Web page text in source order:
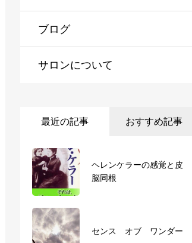
ブログ
サロンについて
最近の記事 おすすめ記事
ヘレンケラーの感覚と皮
脳同根
センス オブ ワンダー
【お知らせ】3月短期集
中で一気に取得！AEAJ認
アロマセラピスト合宿に
ご参加の受講生のご感想